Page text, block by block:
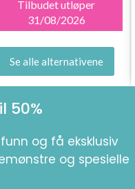
Tilbudet utløper
31/08/2026
Se alle alternativene
50%
og få eksklusiv
og spesielle